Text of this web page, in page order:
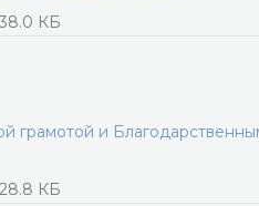
КБ
грамотой и
КБ